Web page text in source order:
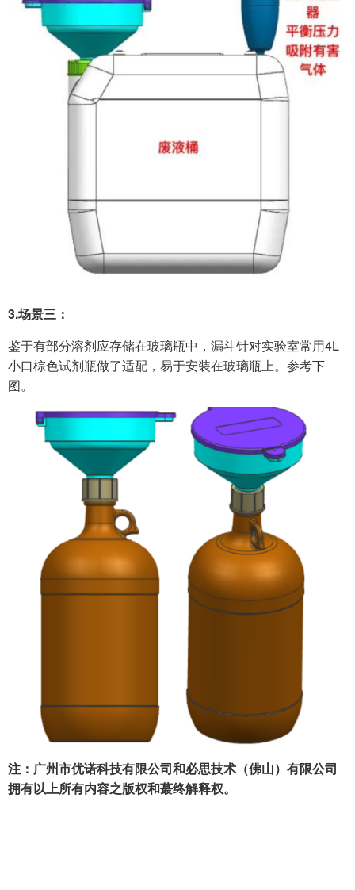
3.场景三：
鉴于有部分溶剂应存储在玻璃瓶中，漏斗针对实验室常用4L
小口棕色试剂瓶做了适配，易于安装在玻璃瓶上。参考下
图。
注：广州市优诺科技有限公司和必思技术（佛山）有限公司
拥有以上所有内容之版权和蕞终解释权。